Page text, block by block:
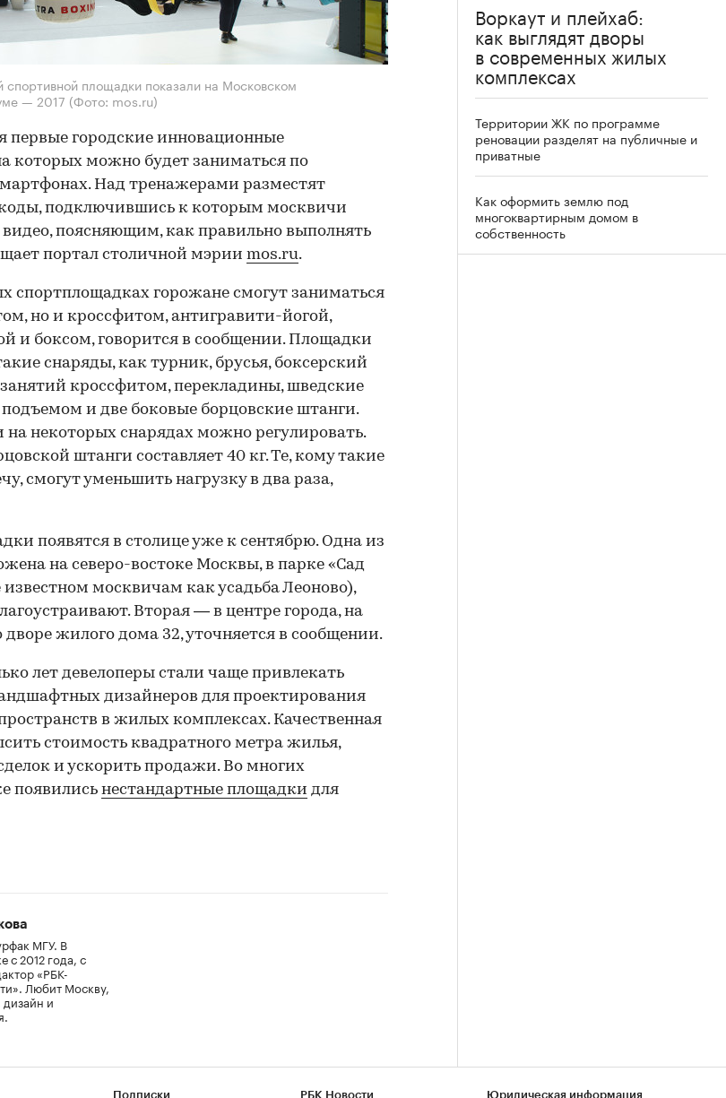
площадки показали на Московском
— 2017 (Фото: mos.ru)
первые городские инновационные
которых можно будет заниматься по
Над тренажерами разместят
подключившись к которым москвичи
видео, поясняющим, как правильно выполнять
портал столичной мэрии mos.ru.
спортплощадках горожане смогут заниматься
но и кроссфитом, антигравити-йогой,
и боксом, говорится в сообщении. Площадки
снаряды, как турник, брусья, боксерский
кроссфитом, перекладины, шведские
подъемом и две боковые борцовские штанги.
на некоторых снарядах можно регулировать.
штанги составляет 40 кг. Те, кому такие
смогут уменьшить нагрузку в два раза,
появятся в столице уже к сентябрю. Одна из
на северо-востоке Москвы, в парке «Сад
москвичам как усадьба Леоново),
Вторая — в центре города, на
дворе жилого дома 32, уточняется в сообщении.
лет девелоперы стали чаще привлекать
дизайнеров для проектирования
в жилых комплексах. Качественная
стоимость квадратного метра жилья,
и ускорить продажи. Во многих
появились нестандартные площадки для
МГУ. В
с 2012 года, с
«РБК-
Любит Москву,
дизайн и
Воркаут и плейхаб:
как выглядят дворы
в современных жилых
комплексах
Территории ЖК по программе
реновации разделят на публичные и
приватные
Как оформить землю под
многоквартирным домом в
собственность
Подписки РБК Новости Юридическая информация